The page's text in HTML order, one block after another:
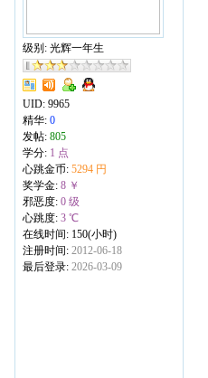
级别: 光辉一年生
UID: 9965
精华: 0
发帖: 805
学分: 1 点
心跳金币: 5294 円
奖学金: 8 ￥
邪恶度: 0 级
心跳度: 3 ℃
在线时间: 150(小时)
注册时间: 2012-06-18
最后登录: 2026-03-09